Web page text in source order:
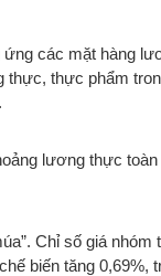
các mặt hàng
thực, thực phẩm
lương thực
Chỉ số giá nhóm
biến tăng 0,69%,